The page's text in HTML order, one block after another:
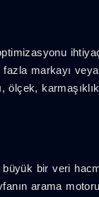
markayı
ölçek,
bir veri
arama motoru